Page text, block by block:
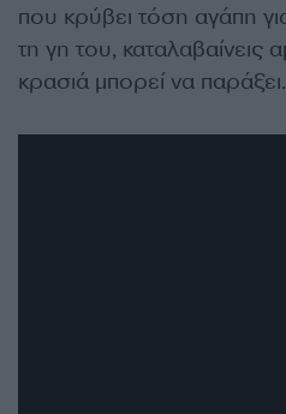
που κρύβει τόση αγάπη
τη γη του, καταλαβαίνεις
κρασιά μπορεί να παράξει.